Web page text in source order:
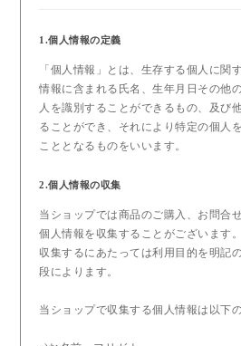
1.個人情報の定義
「個人情報」とは、生存する個人に関
情報に含まれる氏名、生年月日その他
人を識別することができるもの、及び
ることができ、それにより特定の個人
こととなるものをいいます。
2.個人情報の収集
当ショップでは商品のご購入、お問合
個人情報を収集することがございます。
収集するにあたっては利用目的を明記
段によります。
当ショップで収集する個人情報は以下